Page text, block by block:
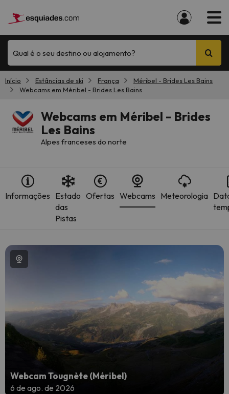
Qual é o seu destino ou alojamento?
Início Estâncias de ski França
Méribel - Brides Les Bains
Webcams em Méribel - Brides Les Bains
Webcams em Méribel - Brides
Les Bains
Alpes franceses do norte
Informações Estado
das
Pistas
Ofertas Webcams Meteorologia
Webcam Tougnète (Méribel)
6 de ago. de 2026